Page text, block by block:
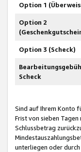
Option 1
Option 2
Option 3 (Scheck)
Scheck
Sind auf Ihrem Konto
Frist von sieben
Schlussbetrag
unterliegen oder